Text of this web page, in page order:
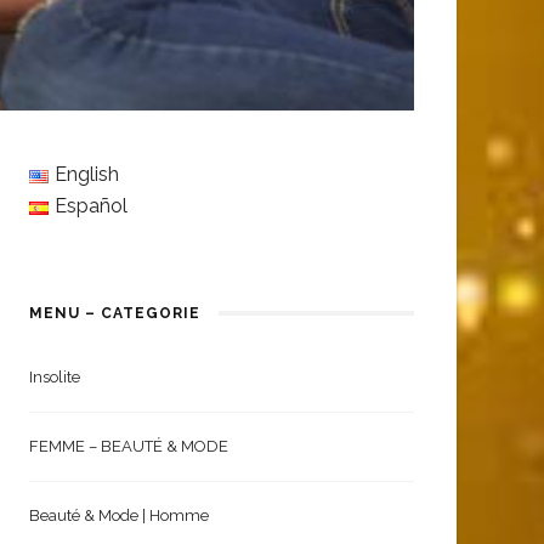
English
Español
MENU – CATEGORIE
Insolite
FEMME – BEAUTÉ & MODE
Beauté & Mode | Homme